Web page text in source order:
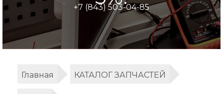
+7 (843) 503-04-85
Главная КАТАЛОГ ЗАПЧАСТЕЙ